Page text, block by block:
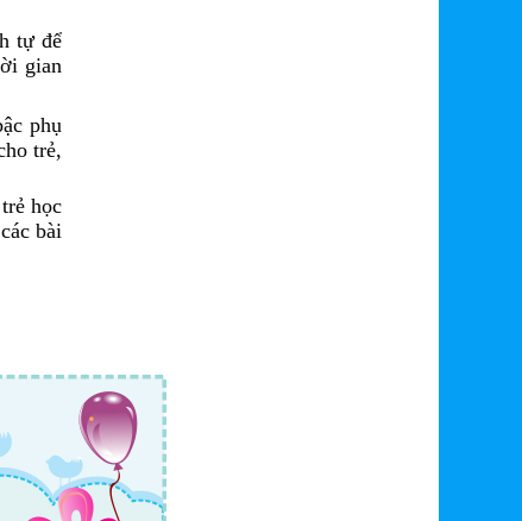
tự để
gian
phụ
trẻ,
học
bài